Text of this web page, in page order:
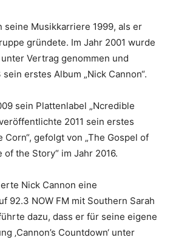
seine Musikkarriere 1999, als er
gründete. Im Jahr 2001 wurde
Vertrag genommen und
erstes Album „Nick Cannon“.
sein Plattenlabel „Ncredible
2011 sein erstes
Corn“, gefolgt von „The Gospel of
of the Story“ im Jahr 2016.
Nick Cannon eine
92.3 NOW FM mit Southern Sarah
dazu, dass er für seine eigene
‚Cannon’s Countdown‘ unter